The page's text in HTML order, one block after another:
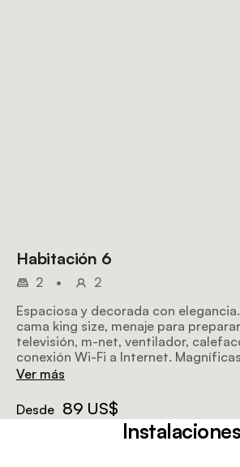
Habitación 6
2 •
2
Espaciosa y decorada con
cama king size, menaje para
televisión, m-net, ventilador,
conexión Wi-Fi a Internet.
habitación se puede convertir en
Ver más
Desde 89 US$
Instalaciones